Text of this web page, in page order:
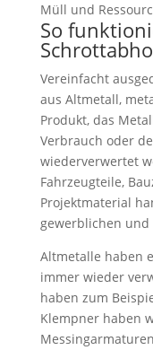
Müll und
So
Vereinfacht
aus Altmetall,
Produkt, das
Verbrauch oder
wiederverwertet
Fahrzeugteile,
Projektmaterial
gewerblichen und
Altmetalle haben
immer wieder
haben zum
Klempner haben